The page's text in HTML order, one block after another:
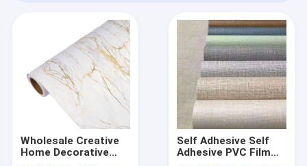
Wholesale Creative
Home Decorative
Self Adhesive Self
Adhesive PVC Film